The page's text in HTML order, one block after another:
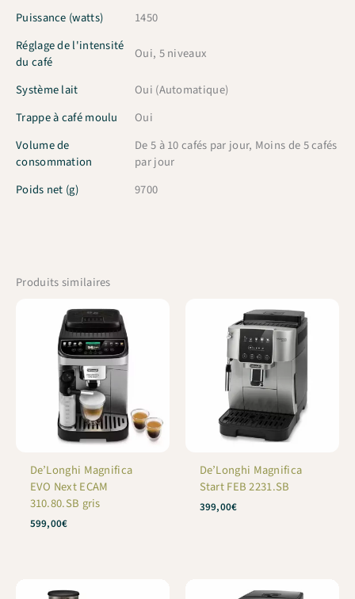
Puissance (watts)
1450
Réglage de l'intensité
du café
Oui, 5 niveaux
Système lait
Oui (Automatique)
Trappe à café moulu
Oui
Volume de
consommation
De 5 à 10 cafés par jour, Moins de 5 cafés
par jour
Poids net (g)
9700
Produits similaires
De’Longhi Magnifica
EVO Next ECAM
310.80.SB gris
599,00€
De’Longhi Magnifica
Start FEB 2231.SB
399,00€